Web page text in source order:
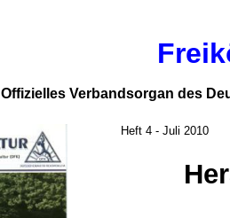
Offizielles Verbandsorgan des
Heft 4 - Juli 2010